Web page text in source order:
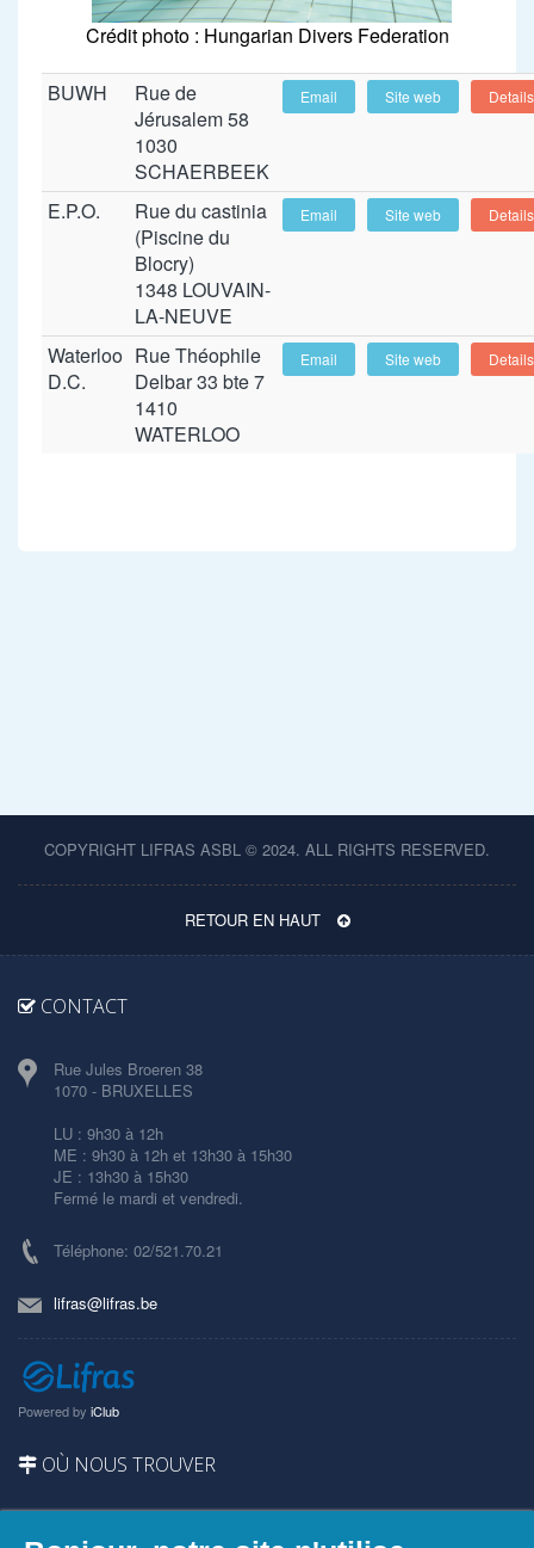
Crédit photo : Hungarian Divers Federation
BUWH
Rue de
Jérusalem 58
1030
SCHAERBEEK
Email Site web Details
E.P.O.
Rue du castinia
(Piscine du
Blocry)
1348 LOUVAIN-
LA-NEUVE
Email Site web Details
Waterloo
D.C.
Rue Théophile
Delbar 33 bte 7
1410
WATERLOO
Email Site web Details
COPYRIGHT LIFRAS ASBL © 2024. ALL RIGHTS RESERVED.
RETOUR EN HAUT
CONTACT
Rue Jules Broeren 38
1070 - BRUXELLES
LU : 9h30 à 12h
ME : 9h30 à 12h et 13h30 à 15h30
JE : 13h30 à 15h30
Fermé le mardi et vendredi.
Téléphone: 02/521.70.21
lifras@lifras.be
Powered by iClub
OÙ NOUS TROUVER